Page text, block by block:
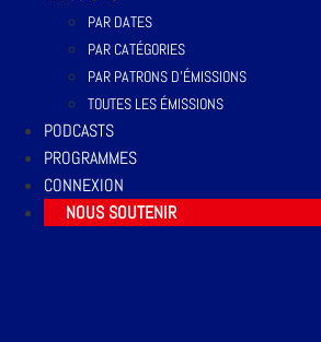
PAR DATES
PAR CATÉGORIES
PAR PATRONS D’ÉMISSIONS
TOUTES LES ÉMISSIONS
PODCASTS
PROGRAMMES
CONNEXION
NOUS SOUTENIR